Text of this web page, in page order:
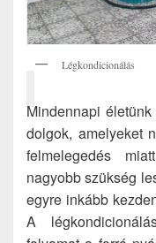
Légkondicionálás
Mindennapi
dolgok, amelyeket
felmelegedés
nagyobb szükség
egyre inkább
A